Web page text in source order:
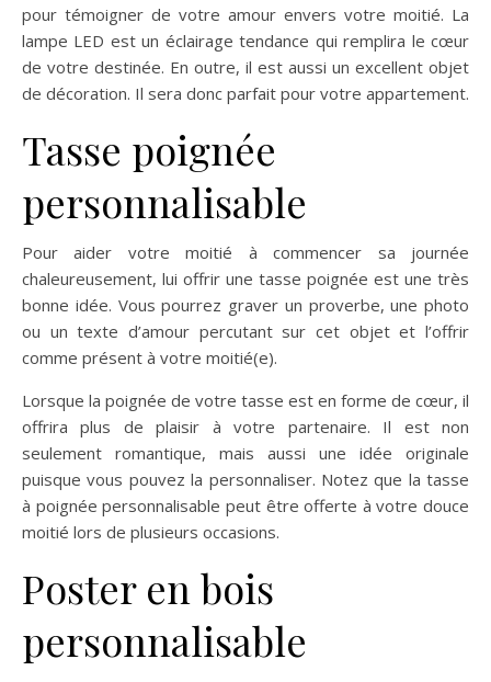
pour témoigner de votre amour envers votre moitié. La
lampe LED est un éclairage tendance qui remplira le cœur
de votre destinée. En outre, il est aussi un excellent objet
de décoration. Il sera donc parfait pour votre appartement.
Tasse poignée
personnalisable
Pour aider votre moitié à commencer sa journée
chaleureusement, lui offrir une tasse poignée est une très
bonne idée. Vous pourrez graver un proverbe, une photo
ou un texte d’amour percutant sur cet objet et l’offrir
comme présent à votre moitié(e).
Lorsque la poignée de votre tasse est en forme de cœur, il
offrira plus de plaisir à votre partenaire. Il est non
seulement romantique, mais aussi une idée originale
puisque vous pouvez la personnaliser. Notez que la tasse
à poignée personnalisable peut être offerte à votre douce
moitié lors de plusieurs occasions.
Poster en bois
personnalisable